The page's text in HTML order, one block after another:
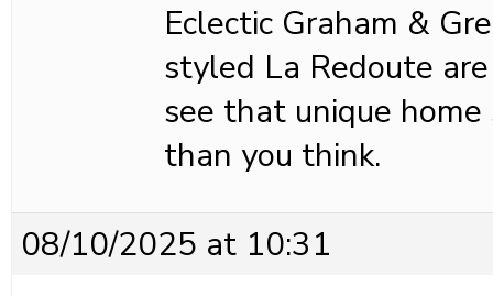
Eclectic Graham &
styled La Redoute
see that unique
than you think.
08/10/2025 at 10:31